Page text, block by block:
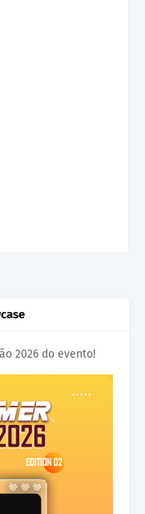
2026 do evento!